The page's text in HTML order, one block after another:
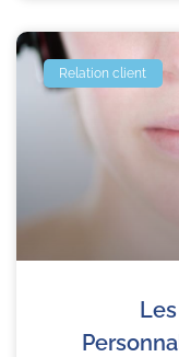
Relation client